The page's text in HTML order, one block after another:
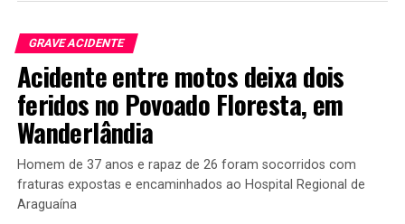
GRAVE ACIDENTE
Acidente entre motos deixa dois
feridos no Povoado Floresta, em
Wanderlândia
Homem de 37 anos e rapaz de 26 foram socorridos com
fraturas expostas e encaminhados ao Hospital Regional de
Araguaína